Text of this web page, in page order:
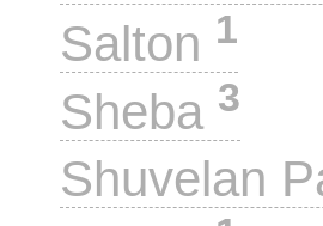
Salton 1
Sheba 3
Shuvelan